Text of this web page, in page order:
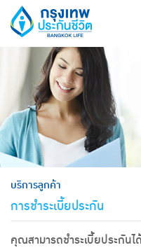
บริการลูกค้า
การชำระเบี้ยประกัน
คุณสามารถชำระเบี้ยประกัน